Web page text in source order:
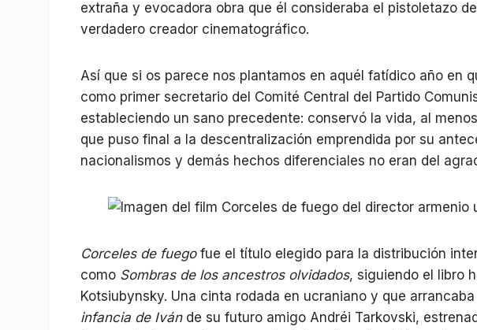
extraña y evocadora obra que él consideraba el pistoletazo
verdadero creador cinematográfico.
Así que si os parece nos plantamos en aquél fatídico año en
como primer secretario del Comité Central del Partido
estableciendo un sano precedente: conservó la vida, al
que puso final a la descentralización emprendida por su
nacionalismos y demás hechos diferenciales no eran del
Corceles de fuegofue el título elegido para la distribución
como Sombras de los ancestros olvidados, siguiendo el libro
Kotsiubynsky. Una cinta rodada en ucraniano y que
infancia de Ivánde su futuro amigo Andréi Tarkovski,